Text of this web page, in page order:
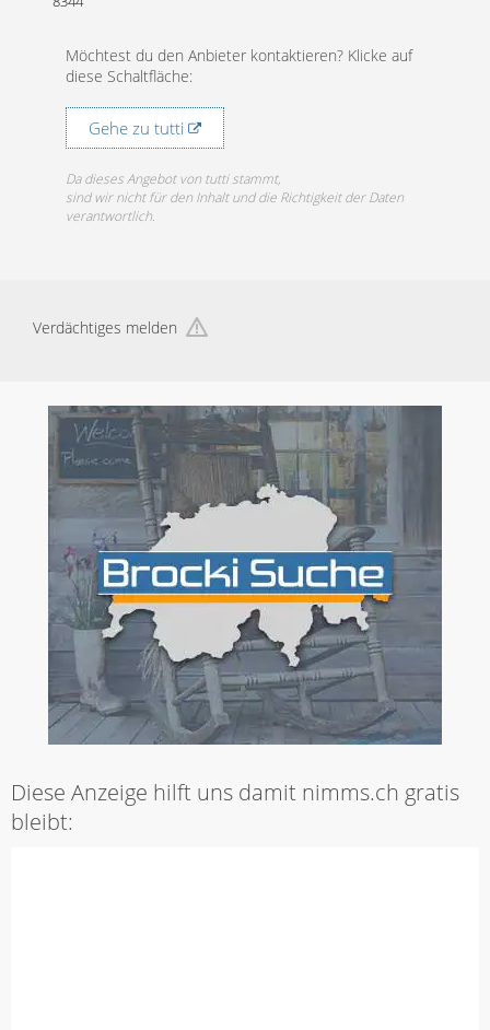
Möchtest du den Anbieter kontaktieren? Klicke auf
diese Schaltfläche:
Gehe zu tutti
Da dieses Angebot von tutti stammt,
sind wir nicht für den Inhalt und die Richtigkeit der Daten
verantwortlich.
Verdächtiges melden
Diese Anzeige hilft uns damit nimms.ch gratis
bleibt: